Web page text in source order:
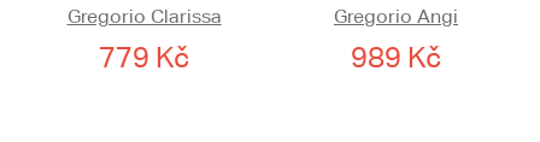
Gregorio Clarissa
779 Kč
Gregorio Angi
989 Kč